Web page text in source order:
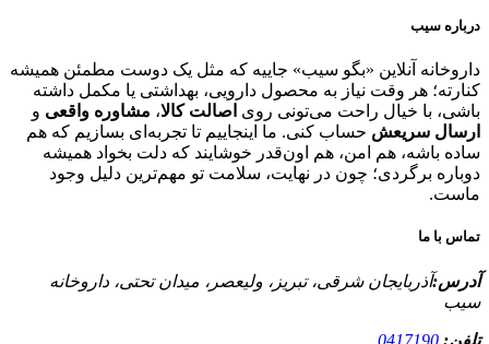
درباره سیب
داروخانه آنلاین «بگو سیب» جاییه که مثل یک دوست مطمئن همیشه
کنارته؛ هر وقت نیاز به محصول دارویی، بهداشتی یا مکمل داشته
باشی، با خیال راحت می‌تونی روی اصالت کالا، مشاوره واقعی و
ارسال سریعش حساب کنی. ما اینجاییم تا تجربه‌ای بسازیم که هم
ساده باشه، هم امن، هم اون‌قدر خوشایند که دلت بخواد همیشه
دوباره برگردی؛ چون در نهایت، سلامت تو مهم‌ترین دلیل وجود
ماست.
تماس با ما
آدرس:آذربایجان شرقی، تبریز، ولیعصر، میدان تحتی، داروخانه
سیب
تلفن: 0417190